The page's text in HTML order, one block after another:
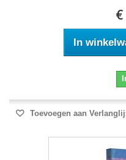
In
Toevoegen aan